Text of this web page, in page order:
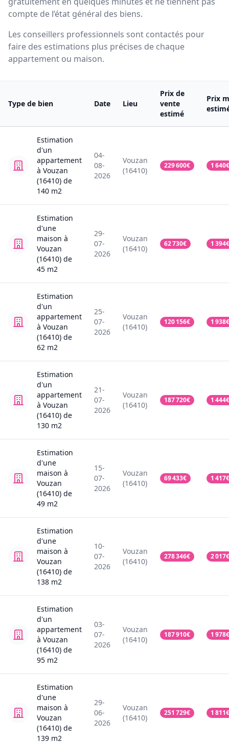
compte de l’état général des biens.
Les conseillers professionnels sont contactés pour
faire des estimations plus précises de chaque
appartement ou maison.
Type de bien Date Lieu
Prix de
vente
estimé
Prix
Estimation
d'un
appartement
à Vouzan
(16410) de
140 m2
04-
08-
2026
Vouzan
(16410)
229 600€ 1 640€
Estimation
d'une
maison à
Vouzan
(16410) de
45 m2
29-
07-
2026
Vouzan
(16410)
62 730€ 1 394€
Estimation
d'un
appartement
à Vouzan
(16410) de
62 m2
25-
07-
2026
Vouzan
(16410)
120 156€ 1 938€
Estimation
d'un
appartement
à Vouzan
(16410) de
130 m2
21-
07-
2026
Vouzan
(16410)
187 720€ 1 444€
Estimation
d'une
maison à
Vouzan
(16410) de
49 m2
15-
07-
2026
Vouzan
(16410)
69 433€ 1 417€
Estimation
d'une
maison à
Vouzan
(16410) de
138 m2
10-
07-
2026
Vouzan
(16410)
278 346€ 2 017€
Estimation
d'un
appartement
à Vouzan
(16410) de
95 m2
03-
07-
2026
Vouzan
(16410)
187 910€ 1 978€
Estimation
d'une
maison à
Vouzan
(16410) de
139 m2
29-
06-
2026
Vouzan
(16410)
251 729€ 1 811€